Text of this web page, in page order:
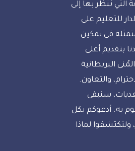
التي ننظر بها إلى
للتعليم على
في تمكين
بتقديم أعلى
البريطانية
والتعاون.
سنبقى
به. أدعوكم بكل
ولتكتشفوا لماذا